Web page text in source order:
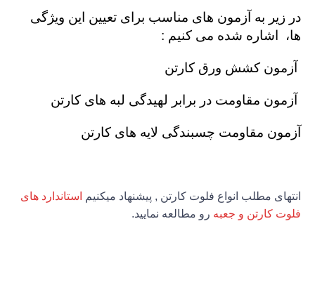
در زیر به آزمون های مناسب برای تعیین این ویژگی
ها، اشاره شده می کنیم :
آزمون کشش ورق کارتن
آزمون مقاومت در برابر لهیدگی لبه های کارتن
آزمون مقاومت چسبندگی لایه های کارتن
انتهای مطلب انواع فلوت کارتن , پیشنهاد میکنیم
استاندارد های
فلوت کارتن و جعبه رو مطالعه نمایید.